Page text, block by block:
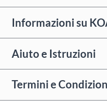
Informazioni su
Aiuto e Istruzioni
Termini e